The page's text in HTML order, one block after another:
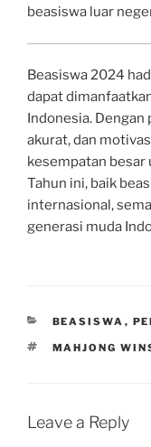
beasiswa luar
Beasiswa 2024
dapat
Indonesia.
akurat, dan
kesempatan besar
Tahun ini, baik
internasional,
generasi muda
CATEGORIES
BEASISWA ,
TAGS
MAHJONG
Leave a Reply